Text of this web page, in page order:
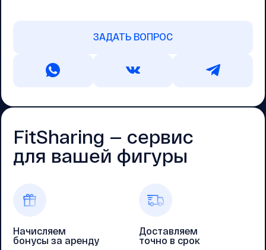
ЗАДАТЬ ВОПРОС
FitSharing — cервис
для вашей фигуры
Начисляем
бонусы за аренду
Доставляем
точно в срок